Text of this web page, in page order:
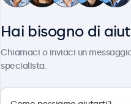
Hai bisogno di
Chiamaci o inviaci un
specialista.